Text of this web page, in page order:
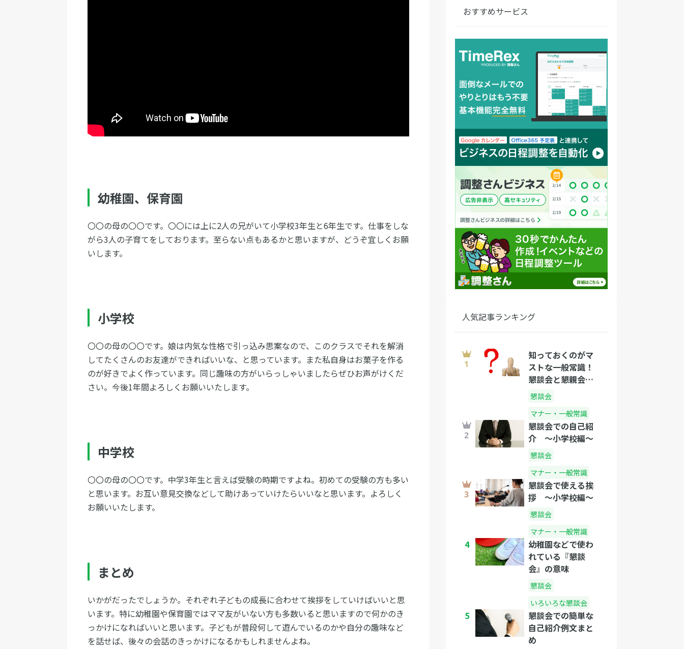
幼稚園、保育園
〇〇の母の〇〇です。〇〇には上に2人の兄がいて小学校3年生と6年生です。仕事をしな
がら3人の子育てをしております。至らない点もあるかと思いますが、どうぞ宜しくお願
いします。
小学校
〇〇の母の〇〇です。娘は内気な性格で引っ込み思案なので、このクラスでそれを解消
してたくさんのお友達ができればいいな、と思っています。また私自身はお菓子を作る
のが好きでよく作っています。同じ趣味の方がいらっしゃいましたらぜひお声がけくだ
さい。今後1年間よろしくお願いいたします。
中学校
〇〇の母の〇〇です。中学3年生と言えば受験の時期ですよね。初めての受験の方も多い
と思います。お互い意見交換などして助けあっていけたらいいなと思います。よろしく
お願いいたします。
まとめ
いかがだったでしょうか。それぞれ子どもの成長に合わせて挨拶をしていけばいいと思
います。特に幼稚園や保育園ではママ友がいない方も多数いると思いますので何かのき
っかけになればいいと思います。子どもが普段何して遊んでいるのかや自分の趣味など
を話せば、後々の会話のきっかけになるかもしれませんよね。
おすすめサービス
人気記事ランキング
知っておくのがマ
ストな一般常識！
懇談会と懇親会の
違い
懇談会
マナー・一般常識
懇談会での自己紹
介 〜小学校編〜
懇談会
マナー・一般常識
懇談会で使える挨
拶 〜小学校編〜
懇談会
マナー・一般常識
4
幼稚園などで使わ
れている『懇談
会』の意味
懇談会
いろいろな懇談会
5
懇談会での簡単な
自己紹介例文まと
め